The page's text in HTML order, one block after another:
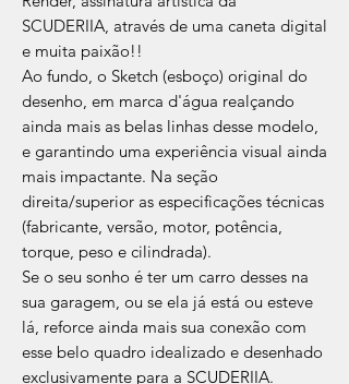
SCUDERIIA, através de uma caneta digital
e muita paixão!!
Ao fundo, o Sketch (esboço) original do
desenho, em marca d'água realçando
ainda mais as belas linhas desse modelo,
e garantindo uma experiência visual ainda
mais impactante. Na seção
direita/superior as especificações técnicas
(fabricante, versão, motor, potência,
torque, peso e cilindrada).
Se o seu sonho é ter um carro desses na
sua garagem, ou se ela já está ou esteve
lá, reforce ainda mais sua conexão com
esse belo quadro idealizado e desenhado
exclusivamente para a SCUDERIIA.